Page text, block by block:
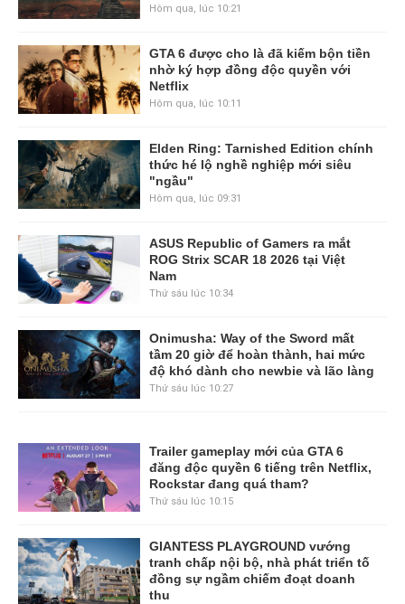
Hôm qua, lúc 10:21
GTA 6 được cho là đã kiếm bộn tiền
nhờ ký hợp đồng độc quyền với
Netflix
Hôm qua, lúc 10:11
Elden Ring: Tarnished Edition chính
thức hé lộ nghề nghiệp mới siêu
"ngầu"
Hôm qua, lúc 09:31
ASUS Republic of Gamers ra mắt
ROG Strix SCAR 18 2026 tại Việt
Nam
Thứ sáu lúc 10:34
Onimusha: Way of the Sword mất
tầm 20 giờ để hoàn thành, hai mức
độ khó dành cho newbie và lão làng
Thứ sáu lúc 10:27
Trailer gameplay mới của GTA 6
đăng độc quyền 6 tiếng trên Netflix,
Rockstar đang quá tham?
Thứ sáu lúc 10:15
GIANTESS PLAYGROUND vướng
tranh chấp nội bộ, nhà phát triển tố
đồng sự ngầm chiếm đoạt doanh
thu